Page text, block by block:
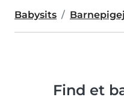
Babysits
Find et